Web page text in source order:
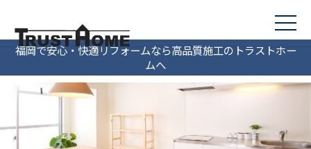
福岡で安心・快適リフォームなら高品質施工のトラストホー
ムへ